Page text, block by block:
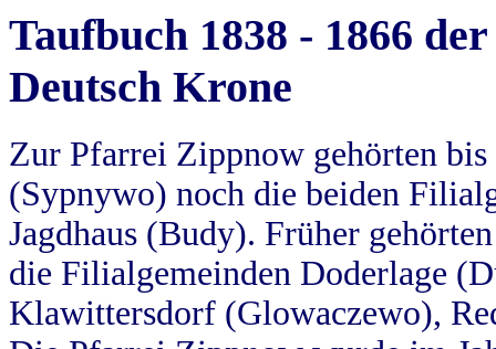
Taufbuch 1838 - 1866
Deutsch Krone
Zur Pfarrei Zippnow gehörten
(Sypnywo) noch die beiden
Jagdhaus (Budy). Früher
die Filialgemeinden Doderlage
Klawittersdorf (Glowaczewo),